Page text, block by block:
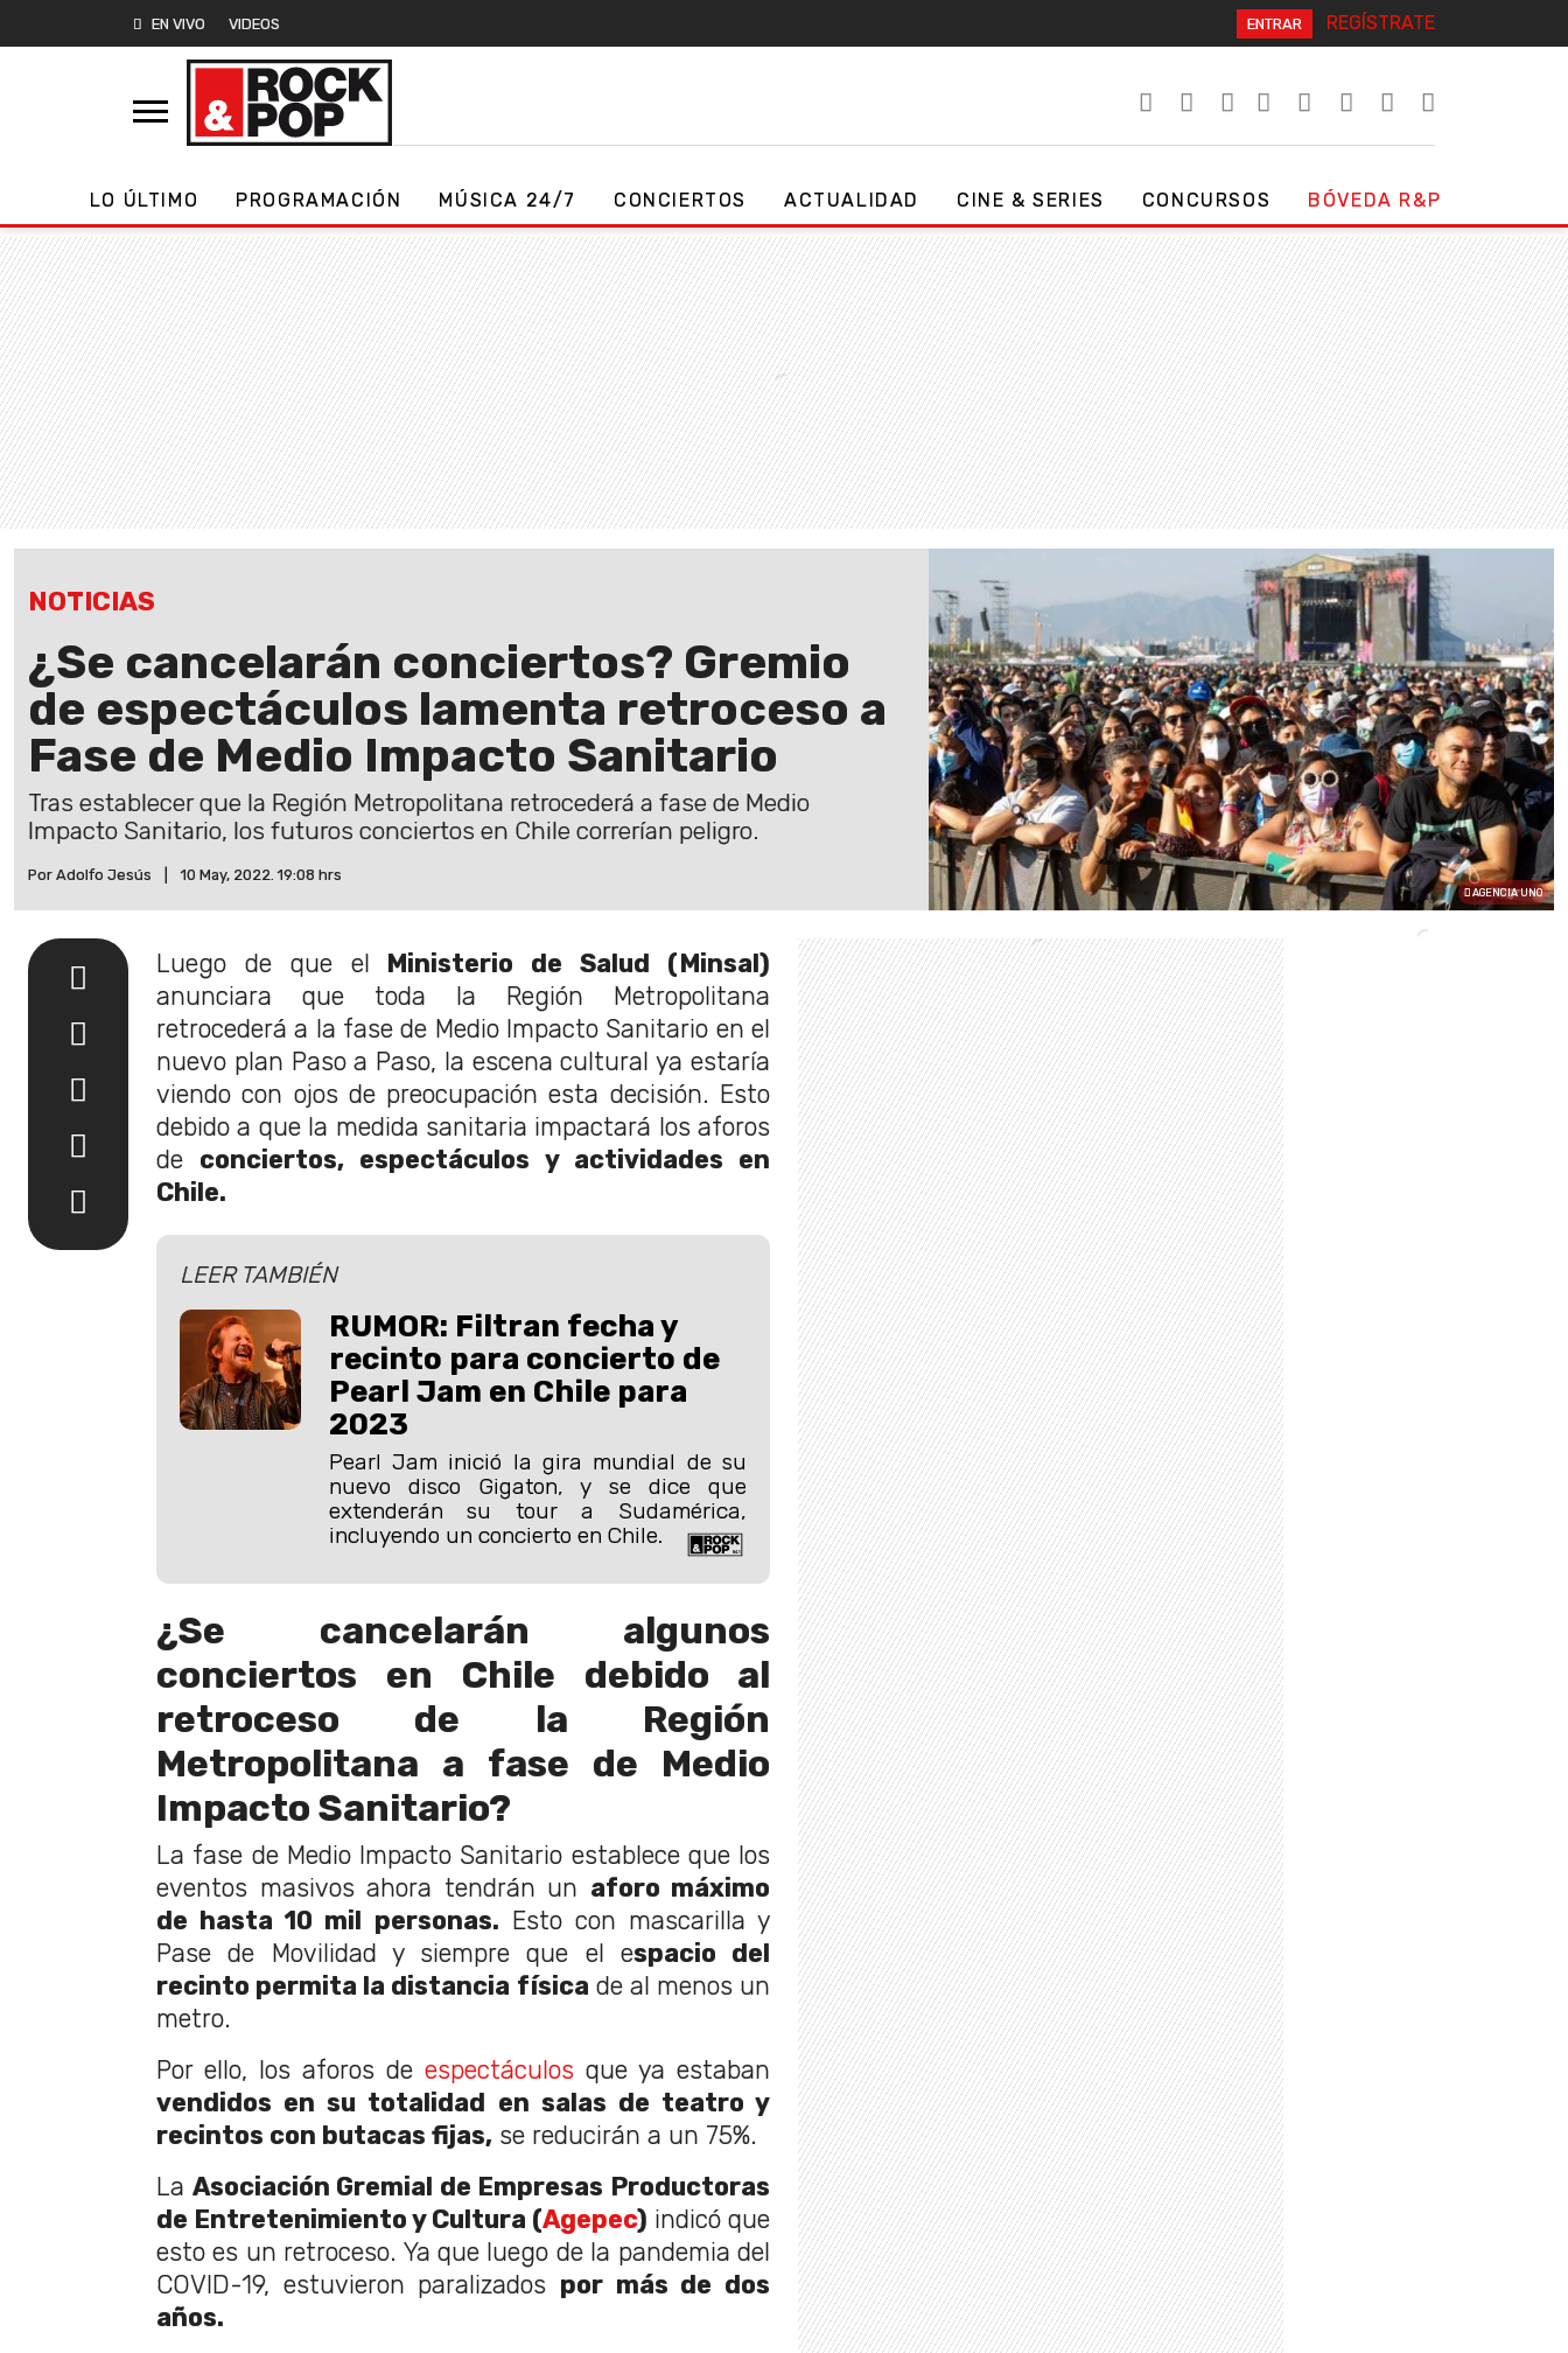
EN VIVO VIDEOS ENTRAR REGÍSTRATE
LO ÚLTIMO PROGRAMACIÓN MÚSICA 24/7 CONCIERTOS ACTUALIDAD CINE & SERIES CONCURSOS BÓVEDA R&P
NOTICIAS
¿Se cancelarán conciertos? Gremio
de espectáculos lamenta retroceso a
Fase de Medio Impacto Sanitario
Tras establecer que la Región Metropolitana retrocederá a fase de Medio
Impacto Sanitario, los futuros conciertos en Chile correrían peligro.
Por Adolfo Jesús 10 May, 2022. 19:08 hrs
AGENCIA UNO
Luego de que el Ministerio de Salud (Minsal)
anunciara que toda la Región Metropolitana
retrocederá a la fase de Medio Impacto Sanitario en el
nuevo plan Paso a Paso, la escena cultural ya estaría
viendo con ojos de preocupación esta decisión. Esto
debido a que la medida sanitaria impactará los aforos
de conciertos, espectáculos y actividades en
Chile.
LEER TAMBIÉN
RUMOR: Filtran fecha y
recinto para concierto de
Pearl Jam en Chile para
2023
Pearl Jam inició la gira mundial de su
nuevo disco Gigaton, y se dice que
extenderán su tour a Sudamérica,
incluyendo un concierto en Chile.
¿Se cancelarán algunos
conciertos en Chile debido al
retroceso de la Región
Metropolitana a fase de Medio
Impacto Sanitario?
La fase de Medio Impacto Sanitario establece que los
eventos masivos ahora tendrán un aforo máximo
de hasta 10 mil personas. Esto con mascarilla y
Pase de Movilidad y siempre que el espacio del
recinto permita la distancia física de al menos un
metro.
Por ello, los aforos de espectáculos que ya estaban
vendidos en su totalidad en salas de teatro y
recintos con butacas fijas, se reducirán a un 75%.
La Asociación Gremial de Empresas Productoras
de Entretenimiento y Cultura (Agepec) indicó que
esto es un retroceso. Ya que luego de la pandemia del
COVID-19, estuvieron paralizados por más de dos
años.